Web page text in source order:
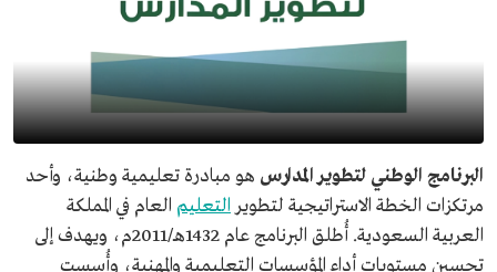
البرنامج الوطني لتطوير المدارس هو مبادرة تعليمية وطنية، وأحد
مرتكزات الخطة الاستراتيجية لتطوير التعليم العام في المملكة
العربية السعودية. أُطلق البرنامج عام 1432هـ/2011م، ويهدف إلى
تحسين مستويات أداء المؤسسات التعليمية والمهنية، وأُسست